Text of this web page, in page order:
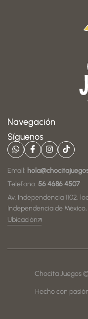
Navegación
Síguenos
Email:
Teléfono: 56 4686 4507
Av. Independencia 1102,
Independencia de
Ubicación
Chocita Juegos
Hecho con